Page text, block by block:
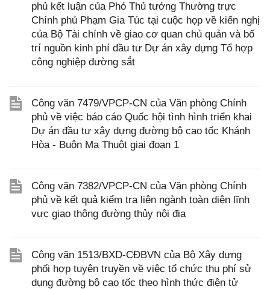
phủ kết luận của Phó Thủ tướng Thường trực
Chính phủ Phạm Gia Túc tại cuộc họp về kiến nghị
của Bộ Tài chính về giao cơ quan chủ quản và bố
trí nguồn kinh phí đầu tư Dự án xây dựng Tổ hợp
công nghiệp đường sắt
Công văn 7479/VPCP-CN của Văn phòng Chính
phủ về việc báo cáo Quốc hội tình hình triển khai
Dự án đầu tư xây dựng đường bộ cao tốc Khánh
Hòa - Buôn Ma Thuột giai đoạn 1
Công văn 7382/VPCP-CN của Văn phòng Chính
phủ về kết quả kiểm tra liên ngành toàn diện lĩnh
vực giao thông đường thủy nội địa
Công văn 1513/BXD-CĐBVN của Bộ Xây dựng
phối hợp tuyên truyền về việc tổ chức thu phí sử
dụng đường bộ cao tốc theo hình thức điện tử